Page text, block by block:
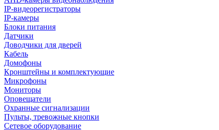
IP-видеорегистраторы
IP-камеры
Блоки питания
Датчики
Доводчики для дверей
Кабель
Домофоны
Кронштейны и комплектующие
Микрофоны
Мониторы
Оповещатели
Охранные сигнализации
Пульты, тревожные кнопки
Сетевое оборудование